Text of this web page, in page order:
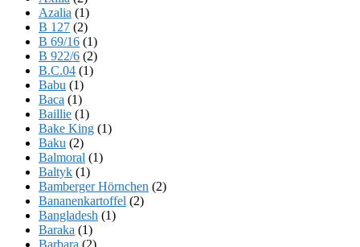
Azalia (1)
B 127 (2)
B 69/16 (1)
B 922/6 (2)
B.C.04 (1)
Babu (1)
Baca (1)
Baillie (1)
Bake King (1)
Baku (2)
Balmoral (1)
Baltyk (1)
Bamberger Hörnchen (2)
Bananenkartoffel (2)
Bangladesh (1)
Baraka (1)
Barbara (2)